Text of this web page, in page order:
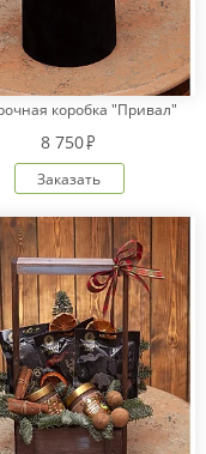
коробка "Привал"
8 750
Заказать